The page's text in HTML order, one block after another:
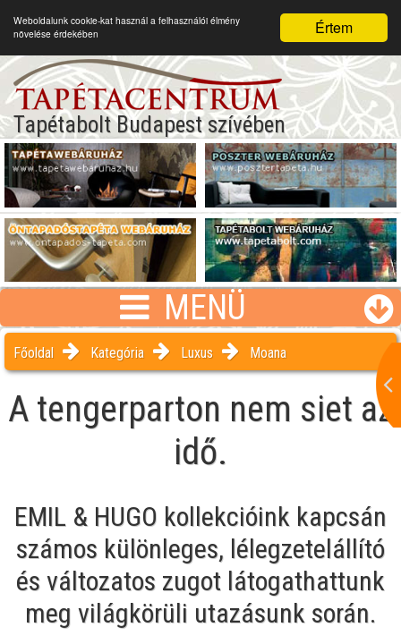
Értem
Weboldalunk cookie-kat használ a felhasználói élmény
növelése érdekében
Tapétabolt Budapest szívében
MENÜ
Főoldal Kategória Luxus Moana
A tengerparton nem siet az
idő.
EMIL & HUGO kollekcióink kapcsán
számos különleges, lélegzetelállító
és változatos zugot látogathattunk
meg világkörüli utazásunk során.